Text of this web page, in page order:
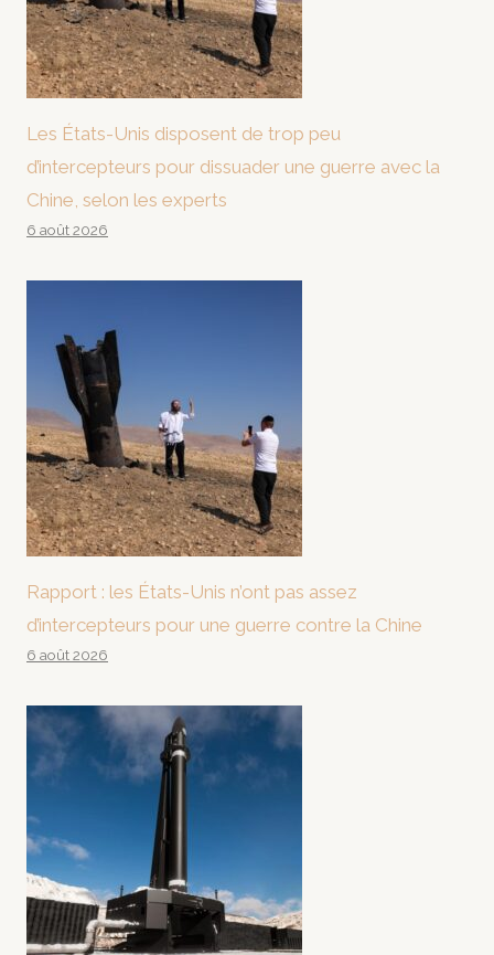
Les États-Unis disposent de trop peu
d’intercepteurs pour dissuader une guerre avec la
Chine, selon les experts
6 août 2026
Rapport : les États-Unis n’ont pas assez
d’intercepteurs pour une guerre contre la Chine
6 août 2026